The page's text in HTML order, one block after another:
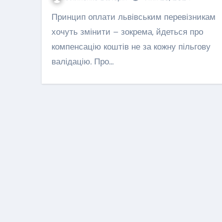
Принцип оплати львівським перевізникам
хочуть змінити – зокрема, йдеться про
компенсацію коштів не за кожну пільгову
валідацію. Про…
серце
Львівщини
Леонтович Маша